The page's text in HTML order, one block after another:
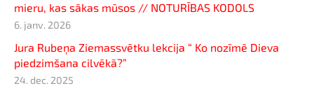
mieru, kas sākas mūsos // NOTURĪBAS KODOLS
6. janv. 2026
Jura Rubeņa Ziemassvētku lekcija “ Ko nozīmē Dieva
piedzimšana cilvēkā?”
24. dec. 2025